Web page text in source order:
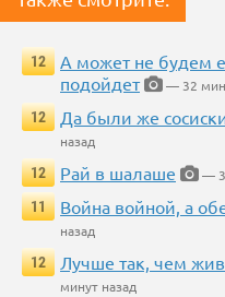
12
А может не будем
подойдет
— 32
12
Да были же
назад
12
Рай в шалаше
—
11
Война войной, а
назад
12
Лучше так, чем
минут назад